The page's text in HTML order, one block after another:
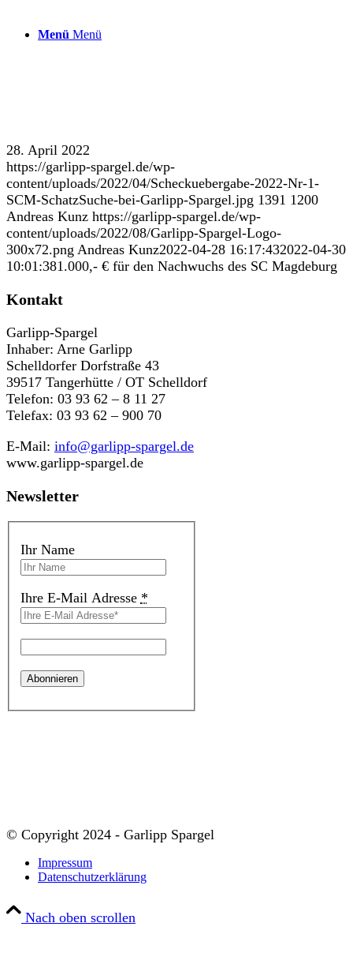
Menü Menü
28. April 2022
https://garlipp-spargel.de/wp-
content/uploads/2022/04/Scheckuebergabe-2022-Nr-1-
SCM-SchatzSuche-bei-Garlipp-Spargel.jpg 1391 1200
Andreas Kunz https://garlipp-spargel.de/wp-
content/uploads/2022/08/Garlipp-Spargel-Logo-
300x72.png Andreas Kunz2022-04-28 16:17:432022-04-30
10:01:381.000,- € für den Nachwuchs des SC Magdeburg
Kontakt
Garlipp-Spargel
Inhaber: Arne Garlipp
Schelldorfer Dorfstraße 43
39517 Tangerhütte / OT Schelldorf
Telefon: 03 93 62 – 8 11 27
Telefax: 03 93 62 – 900 70
E-Mail: info@garlipp-spargel.de
www.garlipp-spargel.de
Newsletter
Ihr Name
Ihre E-Mail Adresse *
© Copyright 2024 - Garlipp Spargel
Impressum
Datenschutzerklärung
Nach oben scrollen